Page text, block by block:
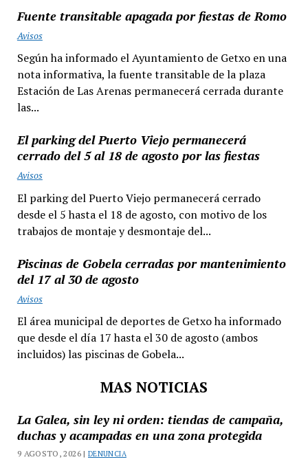
Fuente transitable apagada por fiestas de Romo
Avisos
Según ha informado el Ayuntamiento de Getxo en una
nota informativa, la fuente transitable de la plaza
Estación de Las Arenas permanecerá cerrada durante
las...
El parking del Puerto Viejo permanecerá
cerrado del 5 al 18 de agosto por las fiestas
Avisos
El parking del Puerto Viejo permanecerá cerrado
desde el 5 hasta el 18 de agosto, con motivo de los
trabajos de montaje y desmontaje del...
Piscinas de Gobela cerradas por mantenimiento
del 17 al 30 de agosto
Avisos
El área municipal de deportes de Getxo ha informado
que desde el día 17 hasta el 30 de agosto (ambos
incluidos) las piscinas de Gobela...
MAS NOTICIAS
La Galea, sin ley ni orden: tiendas de campaña,
duchas y acampadas en una zona protegida
9 AGOSTO, 2026 |DENUNCIA